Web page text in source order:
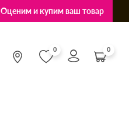
Оценим и купим ваш товар
0 0